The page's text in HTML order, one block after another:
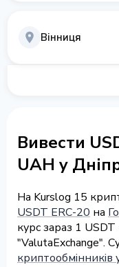
Вінниця
Вивести
UAH у
На Kurslog 15
USDT ERC-20 на
курс зараз 1
"ValutaExchange".
криптообмінників